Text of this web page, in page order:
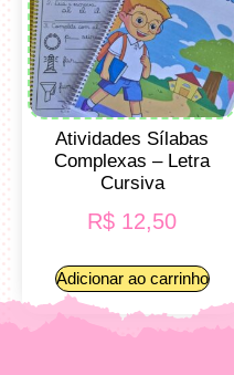
Atividades Sílabas
Complexas – Letra
Cursiva
R$ 12,50
Adicionar ao carrinho